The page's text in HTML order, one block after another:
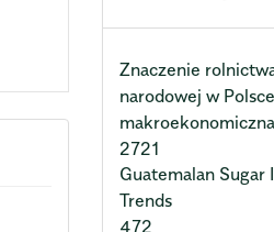
Znaczenie
narodowej w
2721
Guatemalan Sugar
Trends
472